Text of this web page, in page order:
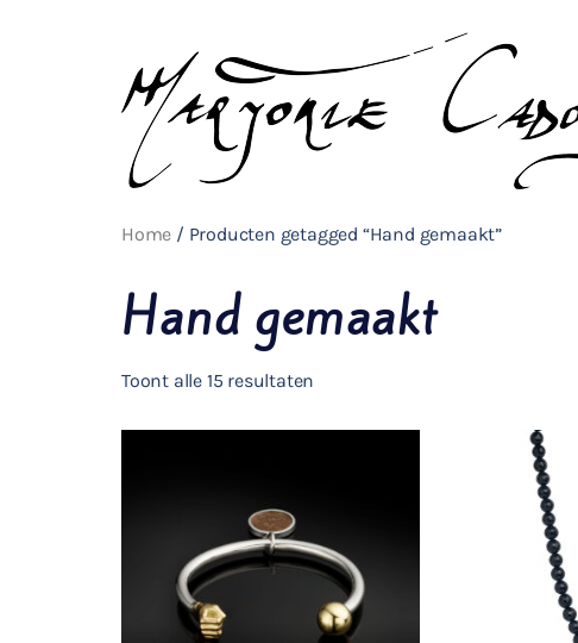
Home / Producten getagged “Hand gemaakt”
Hand gemaakt
Toont alle 15 resultaten